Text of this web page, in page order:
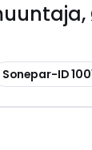
Sonepar-ID